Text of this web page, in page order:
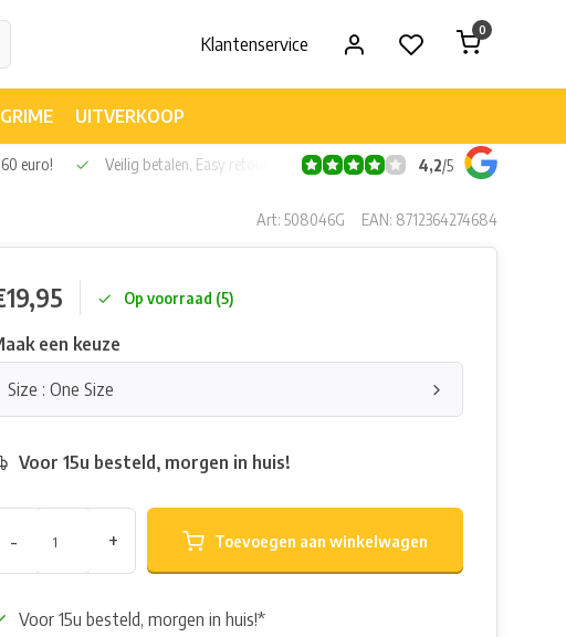
Klantenservice
0
UITVERKOOP
euro! Veilig betalen, Easy retour 4,2/5
Art: 508046G EAN: 8712364274684
Op voorraad (5)
een keuze
Size : One Size
Voor 15u besteld, morgen in huis!
- + Toevoegen aan winkelwagen
Voor 15u besteld, morgen in huis!*